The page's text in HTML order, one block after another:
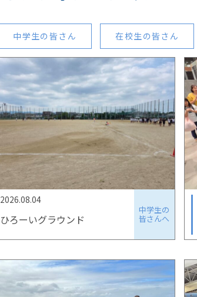
中学生の皆さん 在校生の皆さん
中学生の
皆さんへ
2026.08.04
ひろーいグラウンド